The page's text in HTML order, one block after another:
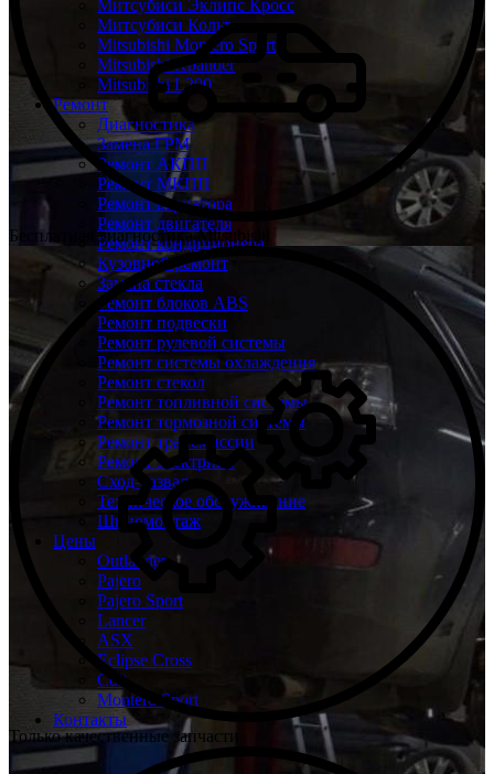
Митсубиси Эклипс Кросс
Митсубиси Кольт
Mitsubishi Montero Sport
Mitsubishi Xpander
Mitsubishi L200
Ремонт
Диагностика
Замена ГРМ
Ремонт АКПП
Ремонт МКПП
Ремонт вариатора
Ремонт двигателя
Ремонт кондиционера
Кузовной ремонт
Замена стекла
Ремонт блоков ABS
Ремонт подвески
Ремонт рулевой системы
Ремонт системы охлаждения
Ремонт стекол
Ремонт топливной системы
Ремонт тормозной системы
Ремонт трансмиссии
Ремонт электрики
Сход-развал
Техническое обслуживание
Шиномонтаж
Цены
Outlander
Pajero
Pajero Sport
Lancer
ASX
Eclipse Cross
Colt
Montero Sport
Контакты
Бесплатная диагностика Mitsubishi
Только качественные запчасти